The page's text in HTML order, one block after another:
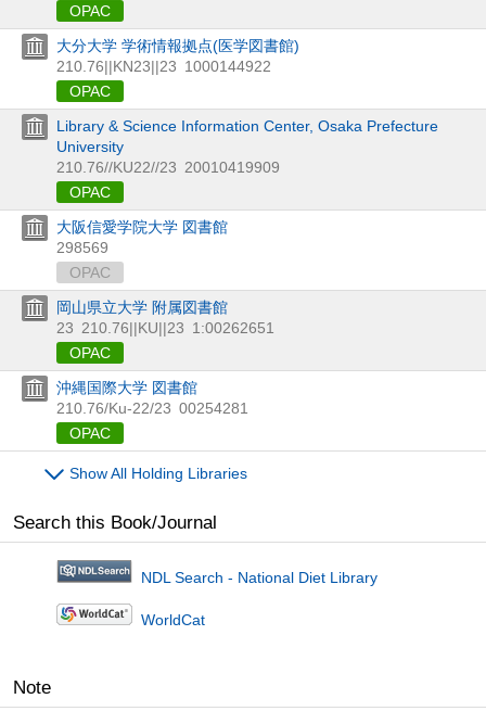
OPAC
大分大学 学術情報拠点(医学図書館)
210.76||KN23||23 1000144922
OPAC
Library & Science Information Center, Osaka Prefecture
University
210.76//KU22//23 20010419909
OPAC
大阪信愛学院大学 図書館
298569
OPAC
岡山県立大学 附属図書館
23 210.76||KU||23 1:00262651
OPAC
沖縄国際大学 図書館
210.76/Ku-22/23 00254281
OPAC
Show All Holding Libraries
Search this Book/Journal
NDL Search - National Diet Library
WorldCat
Note